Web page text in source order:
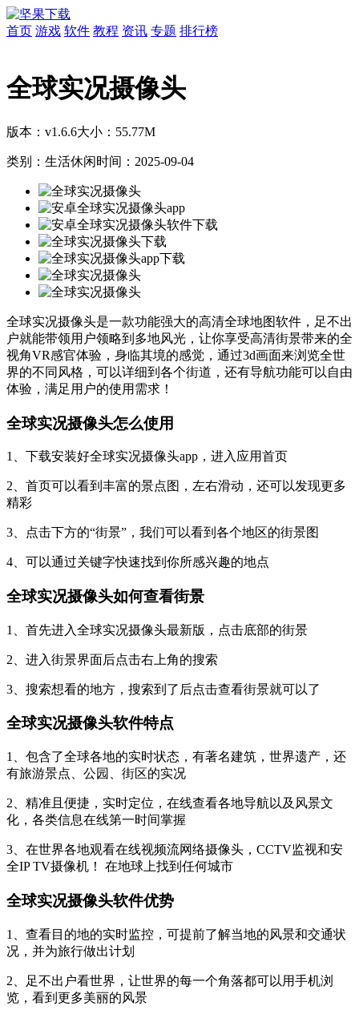
首页 游戏 软件 教程 资讯 专题 排行榜
全球实况摄像头
版本：v1.6.6大小：55.77M
类别：生活休闲时间：2025-09-04
户就能带领用户领略到多地风光，让你享受高清街景带来的全
视角VR感官体验，身临其境的感觉，通过3d画面来浏览全世
界的不同风格，可以详细到各个街道，还有导航功能可以自由
体验，满足用户的使用需求！
精彩
有旅游景点、公园、街区的实况
化，各类信息在线第一时间掌握
全IP TV摄像机！ 在地球上找到任何城市
况，并为旅行做出计划
览，看到更多美丽的风景